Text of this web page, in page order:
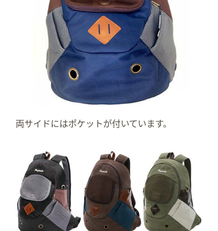
両サイドにはポケットが付いています。